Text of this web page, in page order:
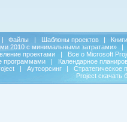
| Файлы | Шаблоны проектов |
Книги
2010 с минимальными затратами»
|
проектами |
Все о Microsoft
программами |
Календарное
| Аутсорсинг |
Стратегическое
Project скачать